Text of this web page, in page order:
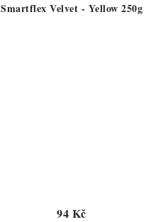
Smartflex Velvet - Yellow 250g
94 Kč